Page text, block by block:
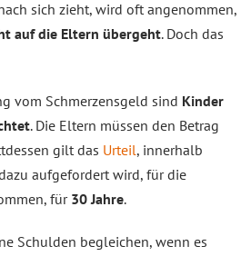
sich zieht, wird oft angenommen,
auf die Eltern übergeht. Doch das
vom Schmerzensgeld sind Kinder
. Die Eltern müssen den Betrag
gilt das Urteil, innerhalb
aufgefordert wird, für die
für 30 Jahre.
Schulden begleichen, wenn es